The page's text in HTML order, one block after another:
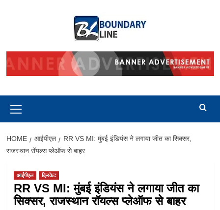
Menu
HOME आईपीएल
RR VS MI: मुंबई इंडियंस ने लगाया जीत का सिक्सर,
राजस्थान रॉयल्स प्लेऑफ से बाहर
आईपीएल क्रिकेट
RR VS MI: मुंबई इंडियंस ने लगाया जीत का
सिक्सर, राजस्थान रॉयल्स प्लेऑफ से बाहर